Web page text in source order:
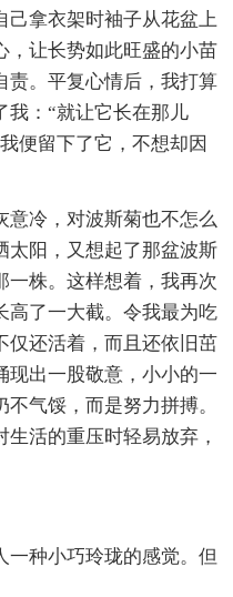
己拿衣架时袖子从花盆上
，让长势如此旺盛的小苗
责。平复心情后，我打算
我：“就让它长在那儿
便留下了它，不想却因
意冷，对波斯菊也不怎么
太阳，又想起了那盆波斯
一株。这样想着，我再次
高了一大截。令我最为吃
仅还活着，而且还依旧茁
现出一股敬意，小小的一
气馁，而是努力拼搏。
活的重压时轻易放弃，
一种小巧玲珑的感觉。但